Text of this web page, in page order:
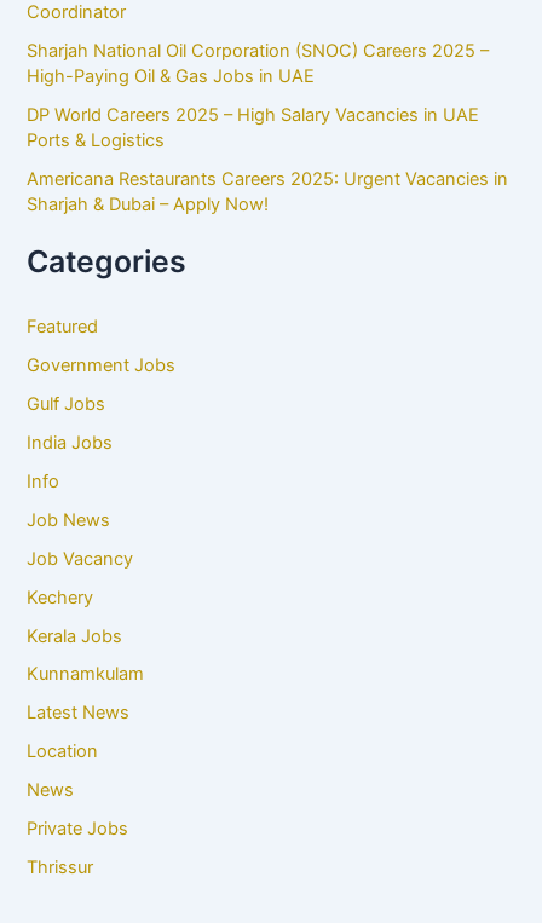
Coordinator
Sharjah National Oil Corporation (SNOC) Careers 2025 –
High-Paying Oil & Gas Jobs in UAE
DP World Careers 2025 – High Salary Vacancies in UAE
Ports & Logistics
Americana Restaurants Careers 2025: Urgent Vacancies in
Sharjah & Dubai – Apply Now!
Categories
Featured
Government Jobs
Gulf Jobs
India Jobs
Info
Job News
Job Vacancy
Kechery
Kerala Jobs
Kunnamkulam
Latest News
Location
News
Private Jobs
Thrissur